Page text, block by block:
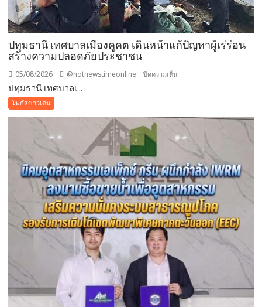
มอบ
ของ
ขวัญ
วัน
ว่า
รัก
พา
แม่
เที่ยว
ปทุมธานี เทศบาลเมืองคูคต เดินหน้าแก้ปัญหาผู้เร่ร่อน
สร้างความปลอดภัยประชาชน
05/08/2026 @hotnewstimeonline ปิดความเห็น
คูคต
เดิน
แก้
ปัญหา
ผู้
เร่ร่อน
สร้าง
ความ
ปทุมธานี เทศบาลเ...
โฟกัสข่าวเด่น